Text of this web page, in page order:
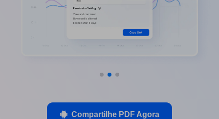
Compartilhe PDF Agora